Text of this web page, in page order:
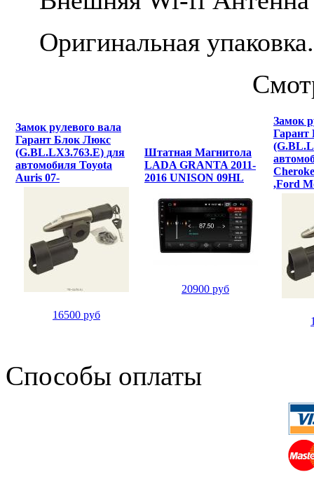
Оригинальная упаковка.
Замок рулевого вала
Гарант Блок Люкс
(G.BL.LX3.763.E) для
автомобиля Toyota
Auris 07-
16500 руб
Штатная Магнитола
LADA GRANTA 2011-
2016 UNISON 09HL
20900 руб
Замок
,Ford
Способы оплаты